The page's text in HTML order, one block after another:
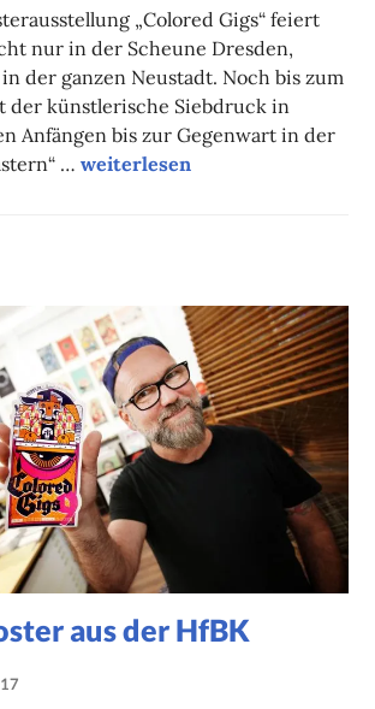
„Colored Gigs“ feiert
nur in der Scheune Dresden,
der ganzen Neustadt. Noch bis zum
der künstlerische Siebdruck in
Anfängen bis zur Gegenwart in der
…Jubelpostershow
weiterlesen
aus der HfBK